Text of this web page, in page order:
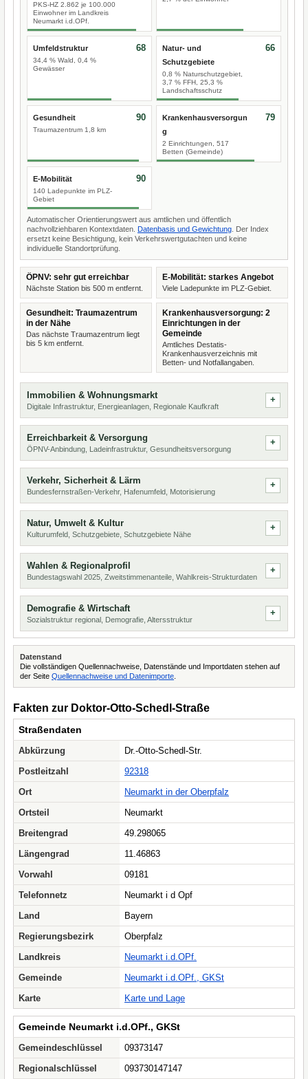
PKS-HZ 2.862 je 100.000
Einwohner im Landkreis
Neumarkt i.d.OPf.
Umfeldstruktur
34,4 % Wald, 0,4 %
Gewässer
68
Natur- und
Schutzgebiete
0,8 % Naturschutzgebiet,
3,7 % FFH, 25,3 %
Landschaftsschutz
66
Gesundheit
Traumazentrum 1,8 km
90
Krankenhausversorgun
g
2 Einrichtungen, 517
Betten (Gemeinde)
79
E-Mobilität
140 Ladepunkte im PLZ-
Gebiet
90
Automatischer Orientierungswert aus amtlichen und öffentlich
nachvollziehbaren Kontextdaten. Datenbasis und Gewichtung . Der Index
ersetzt keine Besichtigung, kein Verkehrswertgutachten und keine
individuelle Standortprüfung.
ÖPNV: sehr gut erreichbar
Nächste Station bis 500 m entfernt.
E-Mobilität: starkes Angebot
Viele Ladepunkte im PLZ-Gebiet.
Gesundheit: Traumazentrum
in der Nähe
Das nächste Traumazentrum liegt
bis 5 km entfernt.
Krankenhausversorgung: 2
Einrichtungen in der
Gemeinde
Amtliches Destatis-
Krankenhausverzeichnis mit
Betten- und Notfallangaben.
Immobilien & Wohnungsmarkt
Digitale Infrastruktur, Energieanlagen, Regionale Kaufkraft
Erreichbarkeit & Versorgung
ÖPNV-Anbindung, Ladeinfrastruktur, Gesundheitsversorgung
Verkehr, Sicherheit & Lärm
Bundesfernstraßen-Verkehr, Hafenumfeld, Motorisierung
Natur, Umwelt & Kultur
Kulturumfeld, Schutzgebiete, Schutzgebiete Nähe
Wahlen & Regionalprofil
Bundestagswahl 2025, Zweitstimmenanteile, Wahlkreis-Strukturdaten
Demografie & Wirtschaft
Sozialstruktur regional, Demografie, Altersstruktur
Datenstand
Die vollständigen Quellennachweise, Datenstände und Importdaten stehen auf
der Seite Quellennachweise und Datenimporte
Fakten zur Doktor-Otto-Schedl-Straße
Straßendaten
Abkürzung
Dr.-Otto-Schedl-Str.
Postleitzahl
92318
Ort
Neumarkt in der Oberpfalz
Ortsteil
Neumarkt
Breitengrad
49.298065
Längengrad
11.46863
Vorwahl
09181
Telefonnetz
Neumarkt i d Opf
Land
Bayern
Regierungsbezirk
Oberpfalz
Landkreis
Neumarkt i.d.OPf.
Gemeinde
Neumarkt i.d.OPf., GKSt
Karte
Karte und Lage
Gemeinde Neumarkt i.d.OPf., GKSt
Gemeindeschlüssel
09373147
Regionalschlüssel
093730147147